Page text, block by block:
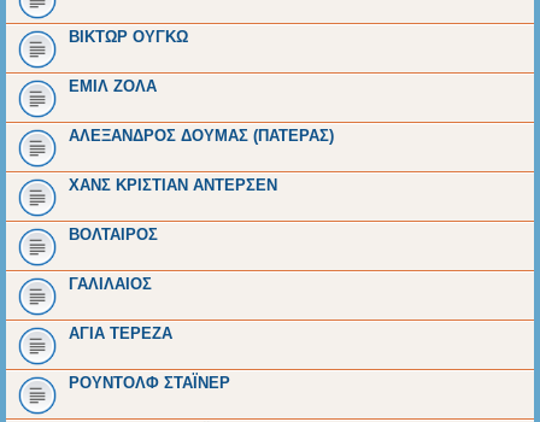
ΒΙΚΤΩΡ ΟΥΓΚΩ
ΕΜΙΛ ΖΟΛΑ
ΑΛΕΞΑΝΔΡΟΣ ΔΟΥΜΑΣ (ΠΑΤΕΡΑΣ)
ΧΑΝΣ ΚΡΙΣΤΙΑΝ ΑΝΤΕΡΣΕΝ
ΒΟΛΤΑΙΡΟΣ
ΓΑΛΙΛΑΙΟΣ
ΑΓΙΑ ΤΕΡΕΖΑ
ΡΟΥΝΤΟΛΦ ΣΤΑΪΝΕΡ